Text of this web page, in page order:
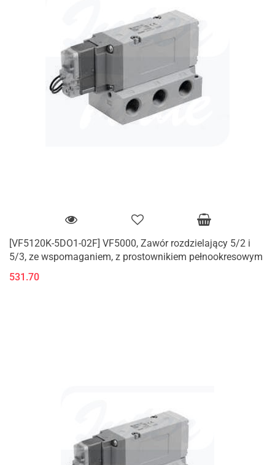
[VF5120K-5DO1-02F] VF5000, Zawór rozdzielający 5/2 i
5/3, ze wspomaganiem, z prostownikiem pełnookresowym
531.70